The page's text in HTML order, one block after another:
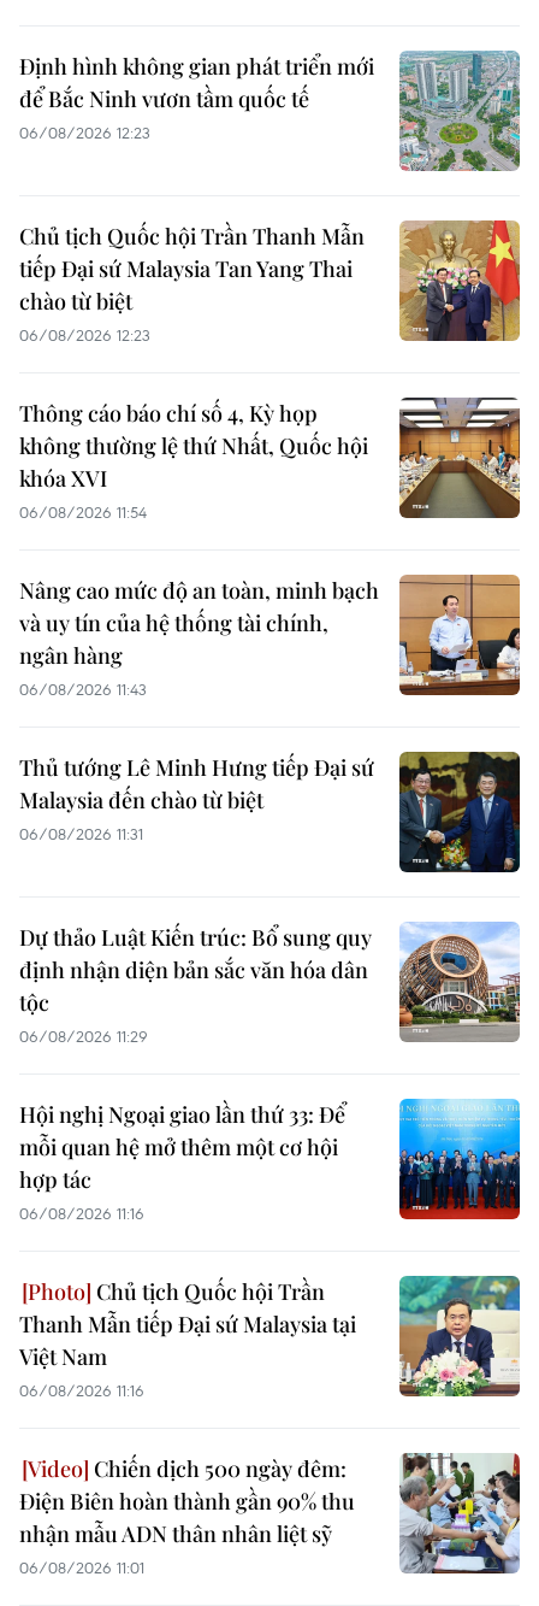
Định hình không gian phát triển mới
để Bắc Ninh vươn tầm quốc tế
06/08/2026 12:23
Chủ tịch Quốc hội Trần Thanh Mẫn
tiếp Đại sứ Malaysia Tan Yang Thai
chào từ biệt
06/08/2026 12:23
Thông cáo báo chí số 4, Kỳ họp
không thường lệ thứ Nhất, Quốc hội
khóa XVI
06/08/2026 11:54
Nâng cao mức độ an toàn, minh bạch
và uy tín của hệ thống tài chính,
ngân hàng
06/08/2026 11:43
Thủ tướng Lê Minh Hưng tiếp Đại sứ
Malaysia đến chào từ biệt
06/08/2026 11:31
Dự thảo Luật Kiến trúc: Bổ sung quy
định nhận diện bản sắc văn hóa dân
tộc
06/08/2026 11:29
Hội nghị Ngoại giao lần thứ 33: Để
mỗi quan hệ mở thêm một cơ hội
hợp tác
06/08/2026 11:16
Chủ tịch Quốc hội Trần
Thanh Mẫn tiếp Đại sứ Malaysia tại
Việt Nam
06/08/2026 11:16
Chiến dịch 500 ngày đêm:
Điện Biên hoàn thành gần 90% thu
nhận mẫu ADN thân nhân liệt sỹ
06/08/2026 11:01